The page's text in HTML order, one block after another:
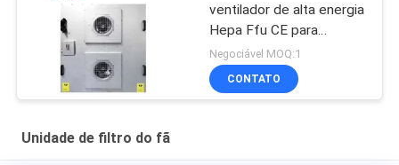
ventilador de alta energia
Hepa Ffu CE para
laboratórios
Negociável MOQ:1
CONTATO
Unidade de filtro do fã